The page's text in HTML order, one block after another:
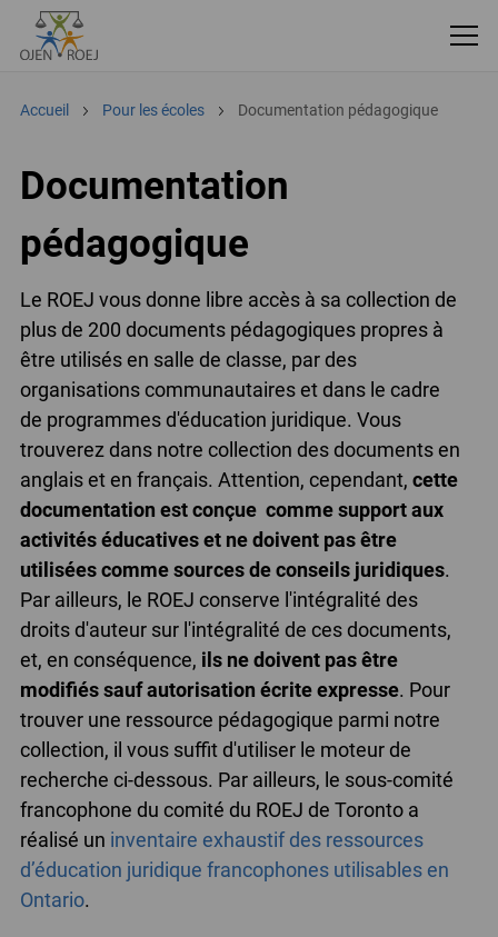
Accueil Pour les écoles Documentation pédagogique
Documentation
pédagogique
Le ROEJ vous donne libre accès à sa collection de
plus de 200 documents pédagogiques propres à
être utilisés en salle de classe, par des
organisations communautaires et dans le cadre
de programmes d'éducation juridique. Vous
trouverez dans notre collection des documents en
anglais et en français. Attention, cependant, cette
documentation est conçue comme support aux
activités éducatives et ne doivent pas être
utilisées comme sources de conseils juridiques.
Par ailleurs, le ROEJ conserve l'intégralité des
droits d'auteur sur l'intégralité de ces documents,
et, en conséquence, ils ne doivent pas être
modifiés sauf autorisation écrite expresse. Pour
trouver une ressource pédagogique parmi notre
collection, il vous suffit d'utiliser le moteur de
recherche ci-dessous. Par ailleurs, le sous-comité
francophone du comité du ROEJ de Toronto a
réalisé un inventaire exhaustif des ressources
d’éducation juridique francophones utilisables en
Ontario.